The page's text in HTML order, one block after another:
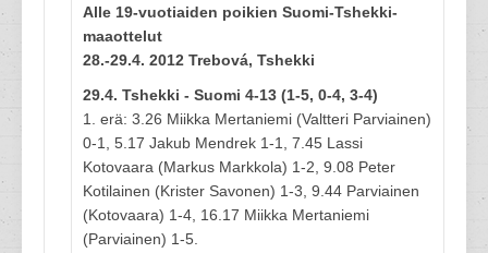
Alle 19-vuotiaiden poikien Suomi-Tshekki-
maaottelut
28.-29.4. 2012 Trebová, Tshekki
29.4. Tshekki - Suomi 4-13 (1-5, 0-4, 3-4)
1. erä: 3.26 Miikka Mertaniemi (Valtteri Parviainen)
0-1, 5.17 Jakub Mendrek 1-1, 7.45 Lassi
Kotovaara (Markus Markkola) 1-2, 9.08 Peter
Kotilainen (Krister Savonen) 1-3, 9.44 Parviainen
(Kotovaara) 1-4, 16.17 Miikka Mertaniemi
(Parviainen) 1-5.